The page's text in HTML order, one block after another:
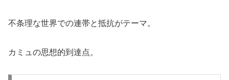
不条理な世界での連帯と抵抗がテーマ。
カミュの思想的到達点。